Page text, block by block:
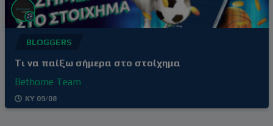
BLOGGERS
Tι να παίξω σήμερα στο στοίχημα
Bethome Team
ΚΥ 09/08